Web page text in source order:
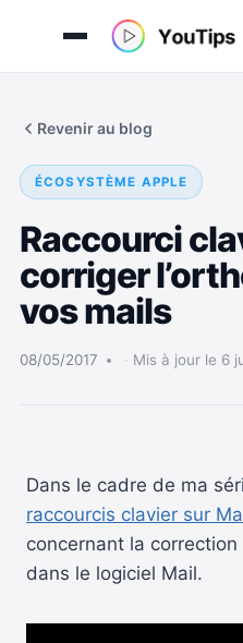
Revenir au blog
ÉCOSYSTÈME APPLE
Raccourci
corriger
vos mails
08/05/2017 Mis à jour le 6
Dans le cadre de ma
raccourcis clavier sur
concernant la
dans le logiciel Mail.